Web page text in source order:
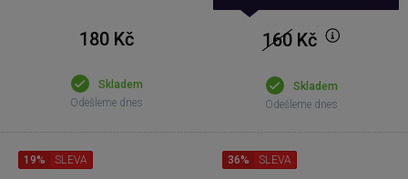
180 Kč
Skladem
Odešleme dnes
160 Kč
Skladem
Odešleme dnes
19% SLEVA 36% SLEVA